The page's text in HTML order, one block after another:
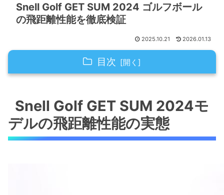
Snell Golf GET SUM 2024 ゴルフボール
の飛距離性能を徹底検証
2025.10.21 2026.01.13
目次
の実態
低スピン設計による飛距離性能の向上
最適化された打ち出し角度がもたらす飛距
Snell Golf GET SUM 2024モ
デルの飛距離性能の実態